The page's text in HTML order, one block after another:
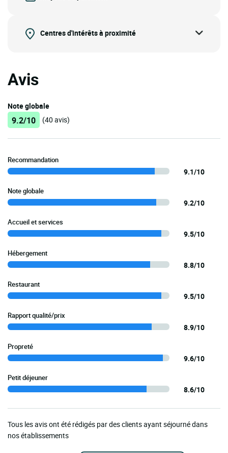
Centres d'intérêts à proximité
Avis
Note globale
9.2/10 (40 avis)
Recommandation
9.1/10
Note globale
9.2/10
Accueil et services
9.5/10
Hébergement
8.8/10
Restaurant
9.5/10
Rapport qualité/prix
8.9/10
Propreté
9.6/10
Petit déjeuner
8.6/10
Tous les avis ont été rédigés par des clients ayant séjourné dans
nos établissements